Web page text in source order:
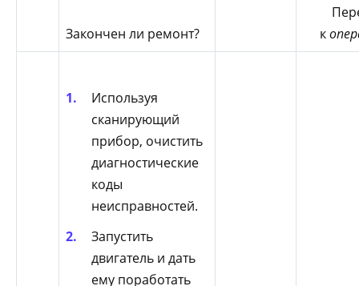
Закончен ли ремонт?
к
Используя
сканирующий
прибор, очистить
диагностические
коды
неисправностей.
Запустить
двигатель и дать
ему поработать